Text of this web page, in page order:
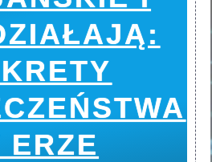
ERZE